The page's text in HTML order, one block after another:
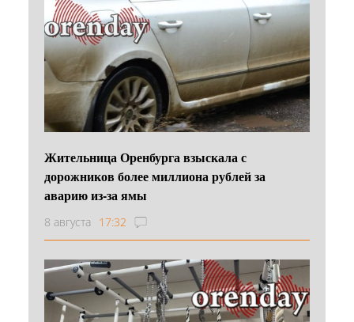
Жительница Оренбурга взыскала с
дорожников более миллиона рублей за
аварию из-за ямы
8 августа 17:32